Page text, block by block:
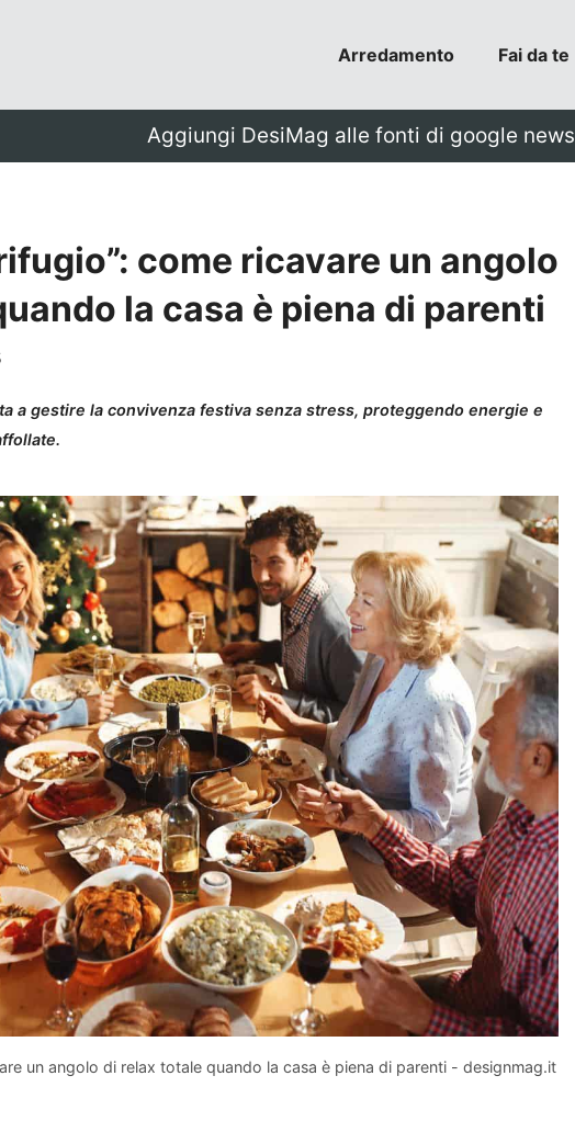
Arredamento Fai da te
Aggiungi DesiMag alle fonti di google news
come ricavare un angolo
la casa è piena di parenti
a gestire la convivenza festiva senza stress, proteggendo energie e
un angolo di relax totale quando la casa è piena di parenti - designmag.it